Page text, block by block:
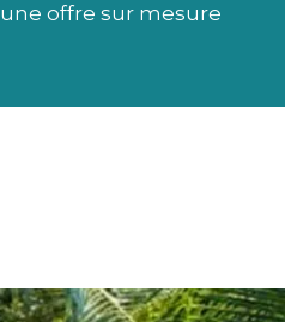
une offre sur mesure